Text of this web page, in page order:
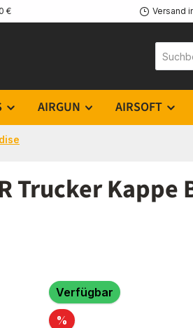
€ Versand
AIRGUN AIRSOFT
Trucker Kappe
Verfügbar
% Rabatt